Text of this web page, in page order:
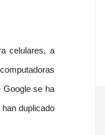
celulares, a
Google se ha
duplicado